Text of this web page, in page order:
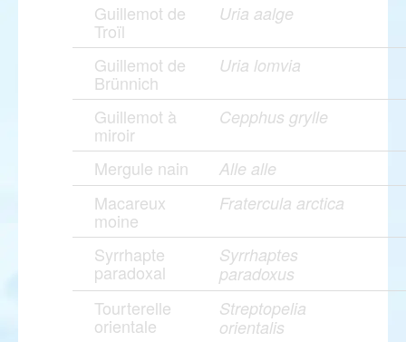
Guillemot de
Troïl
Uria aalge
Guillemot de
Brünnich
Uria lomvia
Guillemot à
miroir
Cepphus grylle
Mergule nain Alle alle
Macareux
moine
Fratercula arctica
Syrrhapte
paradoxal
Syrrhaptes
paradoxus
Tourterelle
orientale
Streptopelia
orientalis